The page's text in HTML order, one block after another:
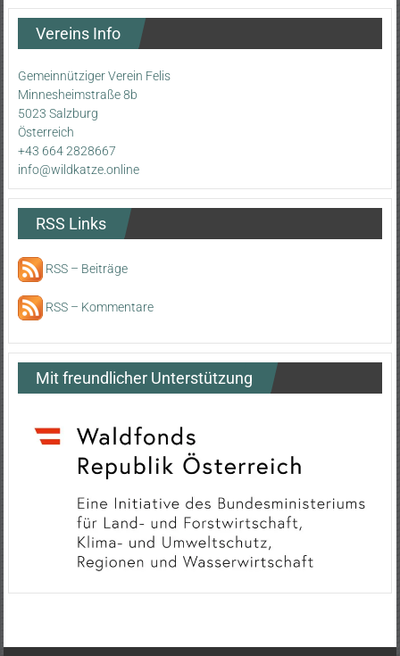
Vereins Info
Gemeinnütziger Verein Felis
Minnesheimstraße 8b
5023 Salzburg
Österreich
+43 664 2828667
info@wildkatze.online
RSS Links
RSS – Beiträge
RSS – Kommentare
Mit freundlicher Unterstützung